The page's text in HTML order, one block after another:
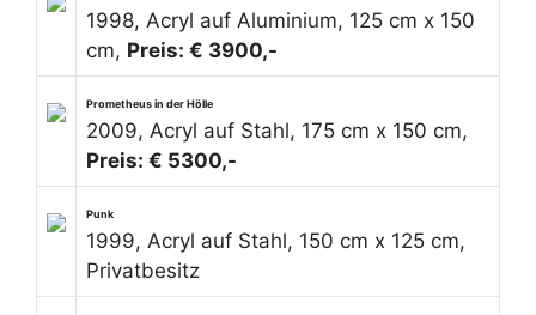
1998, Acryl auf Aluminium, 125 cm x 150
cm, Preis: € 3900,-
Prometheus in der Hölle
2009, Acryl auf Stahl, 175 cm x 150 cm,
Preis: € 5300,-
Punk
1999, Acryl auf Stahl, 150 cm x 125 cm,
Privatbesitz